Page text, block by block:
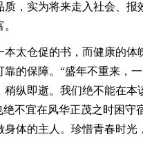
质，实为将来走入社会、报
仓促的书，而健康的体
靠的保障。“盛年不重来，
稍纵即逝。我们绝不能在本
绝不宜在风华正茂之时困守
身体的主人。珍惜青春时光